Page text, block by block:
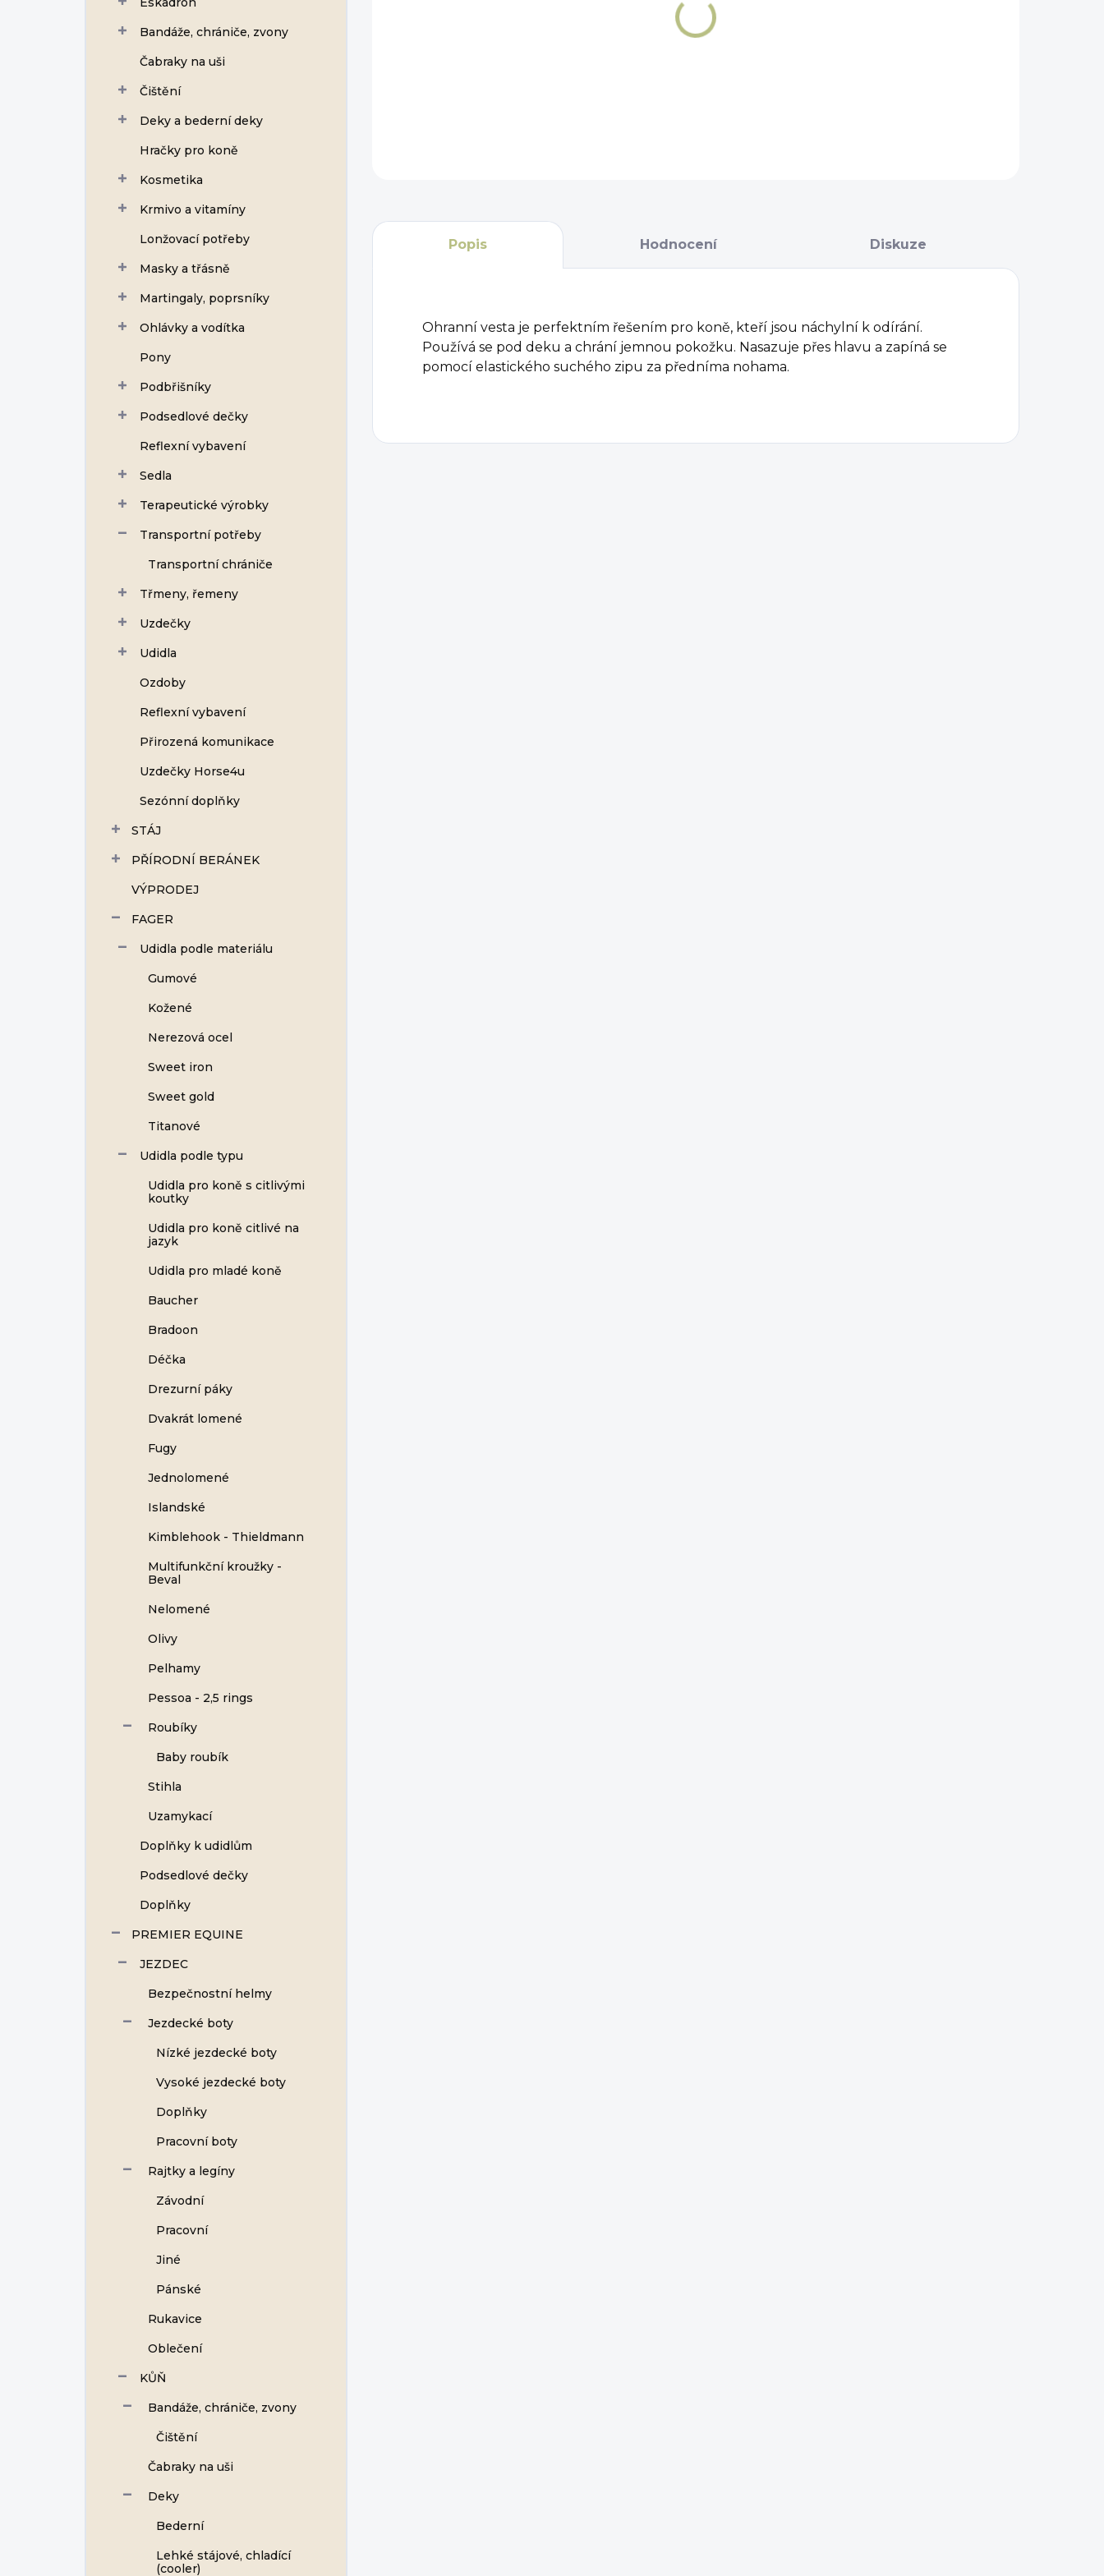
Bandáže, chrániče, zvony
Čabraky na uši
Čištění
Deky a bederní deky
Hračky pro koně
Kosmetika
Krmivo a vitamíny
Lonžovací potřeby
Masky a třásně
Martingaly, poprsníky
Ohlávky a vodítka
Pony
Podbřišníky
Podsedlové dečky
Reflexní vybavení
Sedla
Terapeutické výrobky
Transportní potřeby
Transportní chrániče
Třmeny, řemeny
Uzdečky
Udidla
Ozdoby
Reflexní vybavení
Přirozená komunikace
Uzdečky Horse4u
Sezónní doplňky
STÁJ
PŘÍRODNÍ BERÁNEK
VÝPRODEJ
FAGER
Udidla podle materiálu
Gumové
Kožené
Nerezová ocel
Sweet iron
Sweet gold
Titanové
Udidla podle typu
Udidla pro koně s citlivými
koutky
Udidla pro koně citlivé na
jazyk
Udidla pro mladé koně
Baucher
Bradoon
Déčka
Drezurní páky
Dvakrát lomené
Fugy
Jednolomené
Islandské
Kimblehook - Thieldmann
Multifunkční kroužky -
Beval
Nelomené
Olivy
Pelhamy
Pessoa - 2,5 rings
Roubíky
Baby roubík
Stihla
Uzamykací
Doplňky k udidlům
Podsedlové dečky
Doplňky
PREMIER EQUINE
JEZDEC
Bezpečnostní helmy
Jezdecké boty
Nízké jezdecké boty
Vysoké jezdecké boty
Doplňky
Pracovní boty
Rajtky a legíny
Závodní
Pracovní
Jiné
Pánské
Rukavice
Oblečení
KŮŇ
Bandáže, chrániče, zvony
Čištění
Čabraky na uši
Deky
Bederní
Lehké stájové, chladící
(cooler)
Popis Hodnocení Diskuze
Ohranní vesta je perfektním řešením pro koně, kteří jsou náchylní k odírání.
Používá se pod deku a chrání jemnou pokožku. Nasazuje přes hlavu a zapíná se
pomocí elastického suchého zipu za předníma nohama.